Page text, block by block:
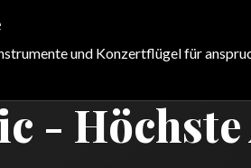
und Konzertflügel für
-